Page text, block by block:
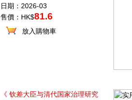
日期：2026-03
售價：HK$81.6
放入購物車
《 钦差大臣与清代国家治理研究